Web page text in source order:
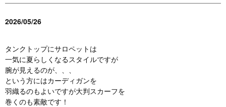
2026/05/26
タンクトップにサロペットは
一気に夏らしくなるスタイルですが
腕が見えるのが、、、
という方にはカーディガンを
羽織るのもよいですが大判スカーフを
巻くのも素敵です！